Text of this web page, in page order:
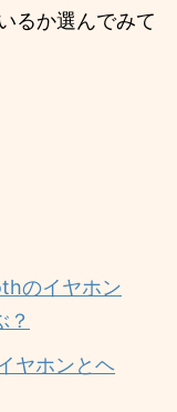
るか選んでみて
のイヤホン
？
ヤホンとヘ